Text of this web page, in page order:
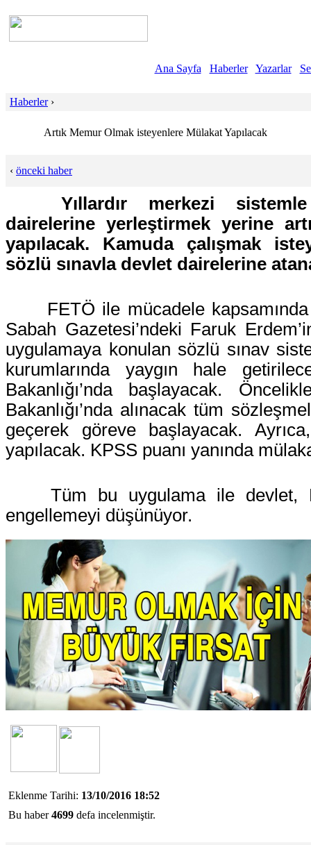
Ana Sayfa Haberler Yazarlar
Haberler›
Artık Memur Olmak isteyenlere Mülakat Yapılacak
‹ önceki haber
Yıllardır merkezi
dairelerine yerleştirmek yerine
yapılacak. Kamuda çalışmak
sözlü sınavla devlet dairelerine
FETÖ ile mücadele
Sabah Gazetesi’ndeki Faruk
uygulamaya konulan sözlü sınav
kurumlarında yaygın hale
Bakanlığı’nda başlayacak.
Bakanlığı’nda alınacak tüm
geçerek göreve başlayacak.
yapılacak. KPSS puanı yanında
Tüm bu uygulama ile devlet,
engellemeyi düşünüyor.
Eklenme Tarihi: 13/10/2016 18:52
Bu haber4699 defa incelenmiştir.